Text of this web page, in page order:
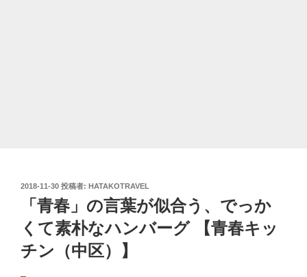
投
2018-11-30 投稿者: HATAKOTRAVEL
「青春」の言葉が似合う、でっか
くて素朴なハンバーグ 【青春キッ
チン（中区）】